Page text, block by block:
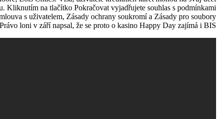
Kliknutím na tlačítko Pokračovat vyjadřujete souhlas s podmínkami
s uživatelem, Zásady ochrany soukromí a Zásady pro soubory
loni v září napsal, že se proto o kasino Happy Day zajímá i BIS.